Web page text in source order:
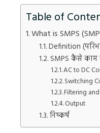
is
SMPS
क्‍या
है
)
Table of
What is SMPS
Definition
SMPS कैसे काम
AC to DC
Switching
Filtering
Output
निष्‍कर्ष